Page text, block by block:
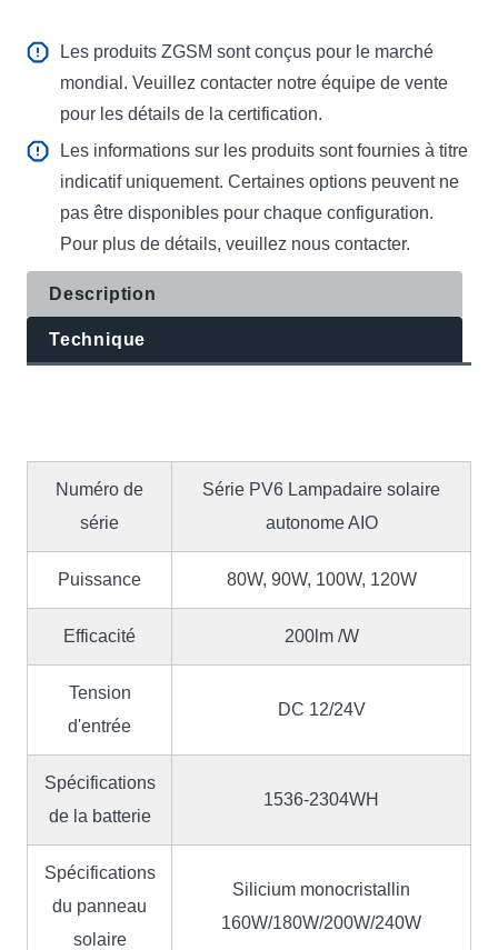
Les produits ZGSM sont conçus pour le marché
mondial. Veuillez contacter notre équipe de vente
pour les détails de la certification.
Les informations sur les produits sont fournies à titre
indicatif uniquement. Certaines options peuvent ne
pas être disponibles pour chaque configuration.
Pour plus de détails, veuillez nous contacter.
Description
Technique
Numéro de
série
Série PV6 Lampadaire solaire
autonome AIO
Puissance 80W, 90W, 100W, 120W
Efficacité 200lm /W
Tension
d'entrée
DC 12/24V
Spécifications
de la batterie
1536-2304WH
Spécifications
du panneau
solaire
Silicium monocristallin
160W/180W/200W/240W